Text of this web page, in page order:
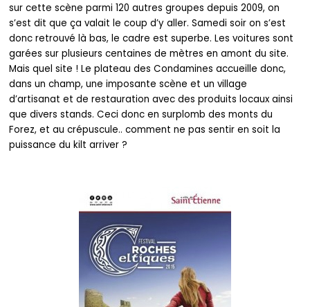
sur cette scène parmi 120 autres groupes depuis 2009, on
s’est dit que ça valait le coup d’y aller. Samedi soir on s’est
donc retrouvé là bas, le cadre est superbe. Les voitures sont
garées sur plusieurs centaines de mètres en amont du site.
Mais quel site ! Le plateau des Condamines accueille donc,
dans un champ, une imposante scène et un village
d’artisanat et de restauration avec des produits locaux ainsi
que divers stands. Ceci donc en surplomb des monts du
Forez, et au crépuscule.. comment ne pas sentir en soit la
puissance du kilt arriver ?